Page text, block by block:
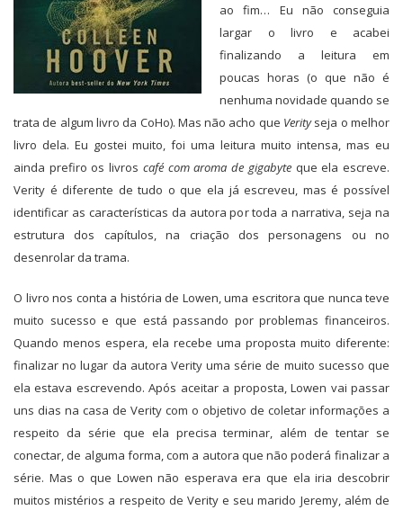
ao fim… Eu não conseguia
largar o livro e acabei
finalizando a leitura em
poucas horas (o que não é
nenhuma novidade quando se
trata de algum livro da CoHo). Mas não acho que Verityseja o melhor
livro dela. Eu gostei muito, foi uma leitura muito intensa, mas eu
ainda prefiro os livros café com aroma de gigabyteque ela escreve.
Verity é diferente de tudo o que ela já escreveu, mas é possível
identificar as características da autora por toda a narrativa, seja na
estrutura dos capítulos, na criação dos personagens ou no
desenrolar da trama.
O livro nos conta a história de Lowen, uma escritora que nunca teve
muito sucesso e que está passando por problemas financeiros.
Quando menos espera, ela recebe uma proposta muito diferente:
finalizar no lugar da autora Verity uma série de muito sucesso que
ela estava escrevendo. Após aceitar a proposta, Lowen vai passar
uns dias na casa de Verity com o objetivo de coletar informações a
respeito da série que ela precisa terminar, além de tentar se
conectar, de alguma forma, com a autora que não poderá finalizar a
série. Mas o que Lowen não esperava era que ela iria descobrir
muitos mistérios a respeito de Verity e seu marido Jeremy, além de